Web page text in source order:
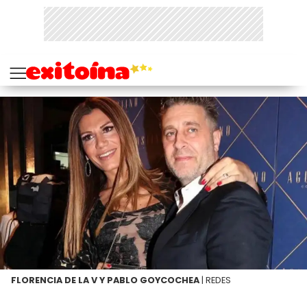
FLORENCIA DE LA V Y PABLO GOYCOCHEA | REDES